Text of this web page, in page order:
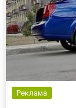
Реклама